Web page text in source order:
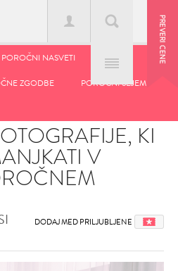
POROČNI NASVETI
ZGODBE
POROČNI SEJEM
POROČNI NASVETI
ZGODBE
POROČNI SEJEM
KI
V
DODAJ MED PRILJUBLJENE